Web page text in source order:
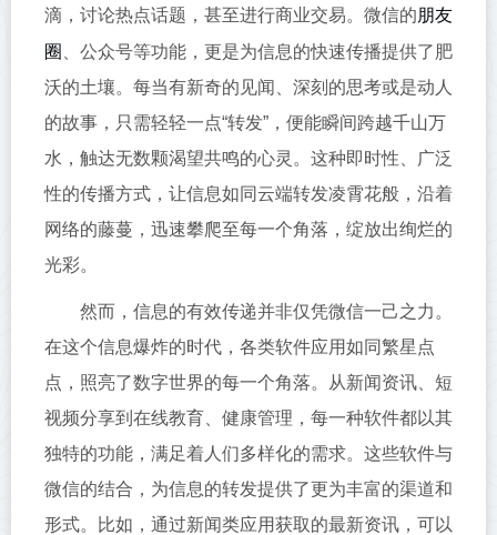
滴，讨论热点话题，甚至进行商业交易。微信的朋友
圈 、公众号等功能，更是为信息的快速传播提供了肥
沃的土壤。每当有新奇的见闻、深刻的思考或是动人
的故事，只需轻轻一点“转发”，便能瞬间跨越千山万
水，触达无数颗渴望共鸣的心灵。这种即时性、广泛
性的传播方式，让信息如同云端转发凌霄花般，沿着
网络的藤蔓，迅速攀爬至每一个角落，绽放出绚烂的
光彩。
然而，信息的有效传递并非仅凭微信一己之力。
在这个信息爆炸的时代，各类软件应用如同繁星点
点，照亮了数字世界的每一个角落。从新闻资讯、短
视频分享到在线教育、健康管理，每一种软件都以其
独特的功能，满足着人们多样化的需求。这些软件与
微信的结合，为信息的转发提供了更为丰富的渠道和
形式。比如，通过新闻类应用获取的最新资讯，可以